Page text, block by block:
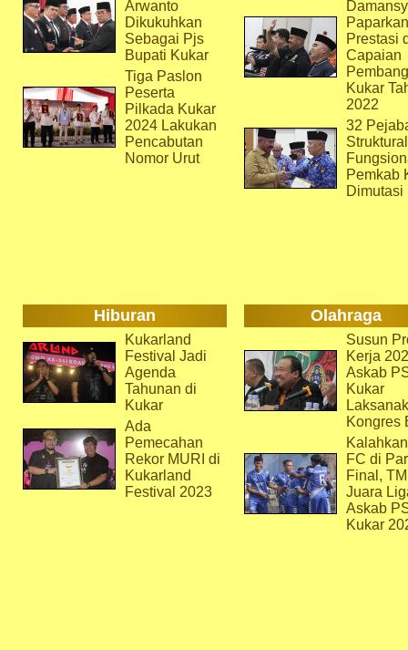
Arwanto
Dikukuhkan
Sebagai Pjs
Bupati Kukar
Tiga Paslon
Peserta
Pilkada Kukar
2024 Lakukan
Pencabutan
Nomor Urut
Paparkan
Prestasi
Capaian
Kukar
2022
32
Pemkab
Dimutasi
Hiburan Olahraga
Kukarland
Festival Jadi
Agenda
Tahunan di
Kukar
Ada
Pemecahan
Rekor MURI di
Kukarland
Festival 2023
Susun
Kerja
Askab
Kukar
Kongres
FC di
Final,
Juara
Askab
Kukar